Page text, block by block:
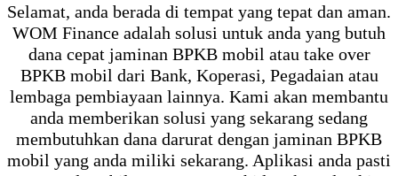
Selamat, anda berada di tempat yang tepat dan aman.
WOM Finance adalah solusi untuk anda yang butuh
dana cepat jaminan BPKB mobil atau take over
BPKB mobil dari Bank, Koperasi, Pegadaian atau
lembaga pembiayaan lainnya. Kami akan membantu
anda memberikan solusi yang sekarang sedang
membutuhkan dana darurat dengan jaminan BPKB
mobil yang anda miliki sekarang. Aplikasi anda pasti